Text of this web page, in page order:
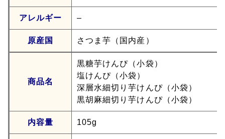
アレルギー –
原産国 さつま芋（国内産）
商品名
黒糖芋けんぴ（小袋）
塩けんぴ（小袋）
深層水細切り芋けんぴ（小袋）
黒胡麻細切り芋けんぴ（小袋）
内容量 105g